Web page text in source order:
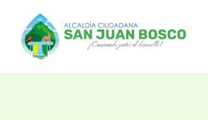
contenido
por: